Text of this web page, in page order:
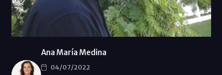
Ana María Medina
04/07/2022